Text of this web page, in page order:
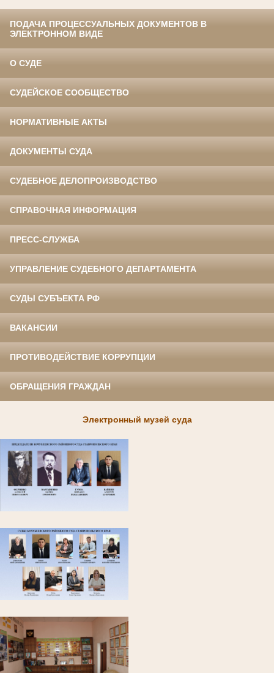
ПОДАЧА ПРОЦЕССУАЛЬНЫХ ДОКУМЕНТОВ В
ЭЛЕКТРОННОМ ВИДЕ
О СУДЕ
СУДЕЙСКОЕ СООБЩЕСТВО
НОРМАТИВНЫЕ АКТЫ
ДОКУМЕНТЫ СУДА
СУДЕБНОЕ ДЕЛОПРОИЗВОДСТВО
СПРАВОЧНАЯ ИНФОРМАЦИЯ
ПРЕСС-СЛУЖБА
УПРАВЛЕНИЕ СУДЕБНОГО ДЕПАРТАМЕНТА
СУДЫ СУБЪЕКТА РФ
ВАКАНСИИ
ПРОТИВОДЕЙСТВИЕ КОРРУПЦИИ
ОБРАЩЕНИЯ ГРАЖДАН
Электронный музей суда